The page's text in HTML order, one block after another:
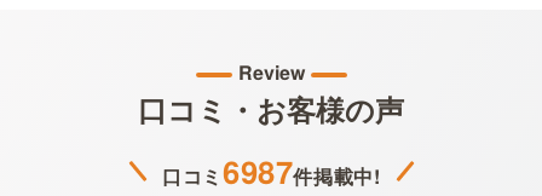
Review
口コミ・お客様の声
口コミ 6987件掲載中!